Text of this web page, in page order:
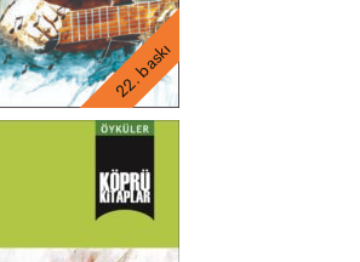
22. baskı